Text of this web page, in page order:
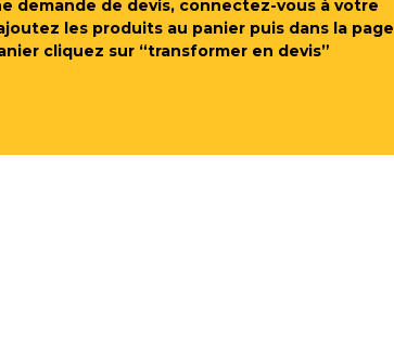
demande de devis, connectez-vous à votre
les produits au panier puis dans la page
cliquez sur “transformer en devis”